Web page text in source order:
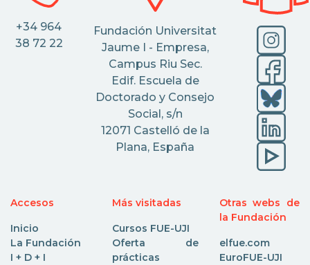
+34 964
38 72 22
Fundación Universitat
Jaume I - Empresa,
Campus Riu Sec.
Edif. Escuela de
Doctorado y Consejo
Social, s/n
12071 Castelló de la
Plana, España
Accesos
Inicio
La Fundación
I + D + I
Más visitadas
Cursos FUE-UJI
Oferta de
prácticas
Otras webs de
la Fundación
elfue.com
EuroFUE-UJI